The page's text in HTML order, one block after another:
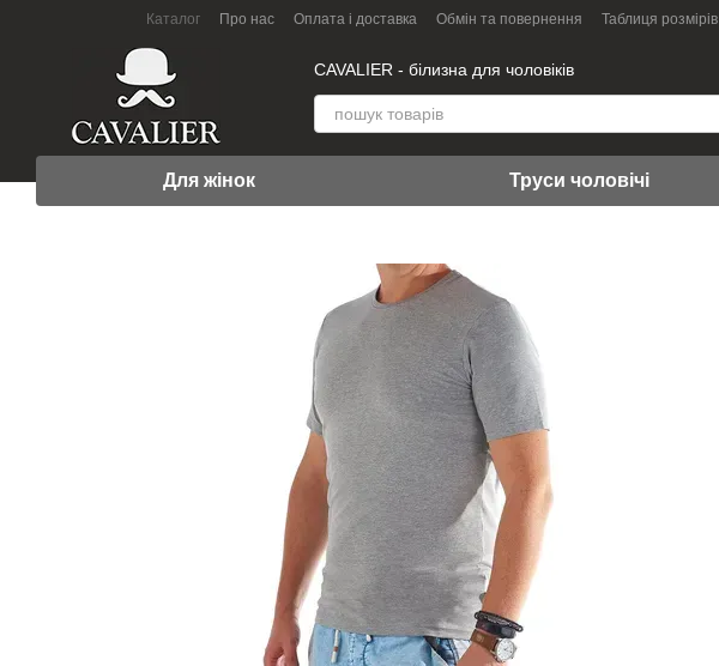
Перейти до основного контенту
Каталог Про нас Оплата і доставка Обмін та повернення Таблиця розмірів
СAVALIER - білизна для чоловіків
Для жінок Труси чоловічі